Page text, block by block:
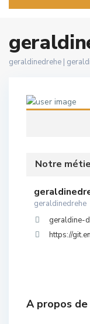
geraldinedrehe |
Notre
geraldinedrehe
geraldine-
https://
A propos de